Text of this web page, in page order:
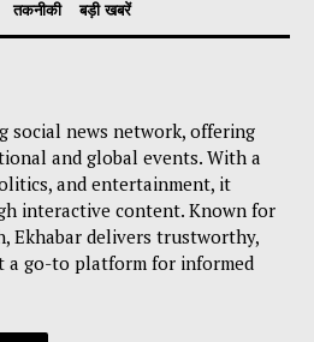
तकनीकी बड़ी खबरें
social news network, offering
and global events. With a
and entertainment, it
interactive content. Known for
Ekhabar delivers trustworthy,
a go-to platform for informed